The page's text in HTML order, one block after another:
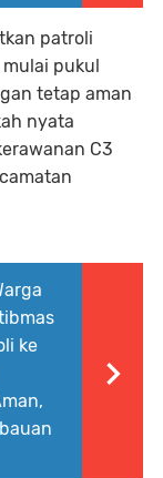
patroli
pukul
tetap aman
nyata
C3
ke